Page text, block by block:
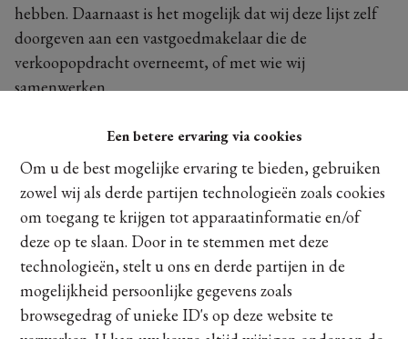
Een betere ervaring via cookies
Om u de best mogelijke ervaring te bieden, gebruiken
zowel wij als derde partijen technologieën zoals cookies
om toegang te krijgen tot apparaatinformatie en/of
deze op te slaan. Door in te stemmen met deze
technologieën, stelt u ons en derde partijen in de
mogelijkheid persoonlijke gegevens zoals
browsegedrag of unieke ID's op deze website te
hebben. Daarnaast is het mogelijk dat wij deze lijst zelf
doorgeven aan een vastgoedmakelaar die de
verkoopopdracht overneemt, of met wie wij
samenwerken.
Behalve ingeval hierboven vermeld, gebeurt de
verwerking op basis van uw toestemming en ons
gerechtvaardigd belang om u beter van dienst te kunnen
zijn. Uw gegevens worden voor een minimum van 2 jaar
bewaard.
Doet u een bindend bod, tekent u een koopbelofte of
compromis, dan moeten we de persoonsgegevens
minstens 10 bewaren voor onze contractuele